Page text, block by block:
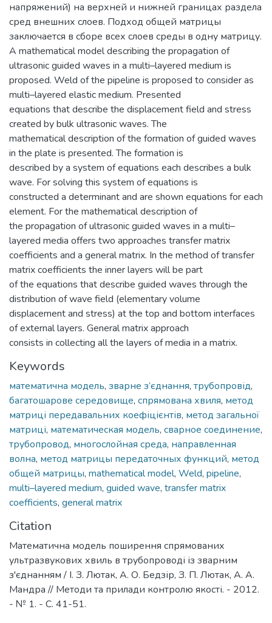
напряжений) на верхней и нижней границах раздела
сред внешних слоев. Подход общей матрицы
заключается в сборе всех слоев среды в одну матрицу.
A mathematical model describing the propagation of
ultrasonic guided waves in a multi–layered medium is
proposed. Weld of the pipeline is proposed to consider as
multi–layered elastic medium. Presented
equations that describe the displacement field and stress
created by bulk ultrasonic waves. The
mathematical description of the formation of guided waves
in the plate is presented. The formation is
described by a system of equations each describes a bulk
wave. For solving this system of equations is
constructed a determinant and are shown equations for each
element. For the mathematical description of
the propagation of ultrasonic guided waves in a multi–
layered media offers two approaches transfer matrix
coefficients and a general matrix. In the method of transfer
matrix coefficients the inner layers will be part
of the equations that describe guided waves through the
distribution of wave field (elementary volume
displacement and stress) at the top and bottom interfaces
of external layers. General matrix approach
consists in collecting all the layers of media in a matrix.
Keywords
математична модель, зварне з’єднання, трубопровід,
багатошарове середовище, спрямована хвиля, метод
матриці передавальних коефіцієнтів, метод загальної
матриці, математическая модель, сварное соединение,
трубопровод, многослойная среда, направленная
волна, метод матрицы передаточных функций, метод
общей матрицы, mathematical model, Weld, pipeline,
multi–layered medium, guided wave, transfer matrix
coefficients, general matrix
Citation
Математична модель поширення спрямованих
ультразвукових хвиль в трубопроводі із зварним
з'єднанням / І. З. Лютак, А. О. Бедзір, З. П. Лютак, А. А.
Мандра // Методи та прилади контролю якості. - 2012.
- № 1. - С. 41-51.